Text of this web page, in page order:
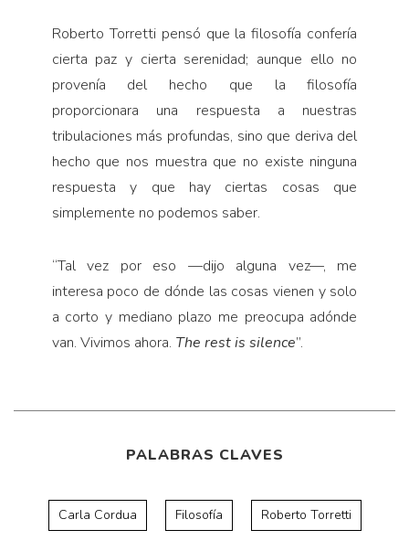
Roberto Torretti pensó que la filosofía confería
cierta paz y cierta serenidad; aunque ello no
provenía del hecho que la filosofía
proporcionara una respuesta a nuestras
tribulaciones más profundas, sino que deriva del
hecho que nos muestra que no existe ninguna
respuesta y que hay ciertas cosas que
simplemente no podemos saber.
“Tal vez por eso —dijo alguna vez—, me
interesa poco de dónde las cosas vienen y solo
a corto y mediano plazo me preocupa adónde
van. Vivimos ahora. The rest is silence”.
PALABRAS CLAVES
Carla Cordua Filosofía Roberto Torretti